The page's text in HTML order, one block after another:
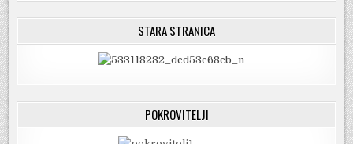
STARA STRANICA
POKROVITELJI